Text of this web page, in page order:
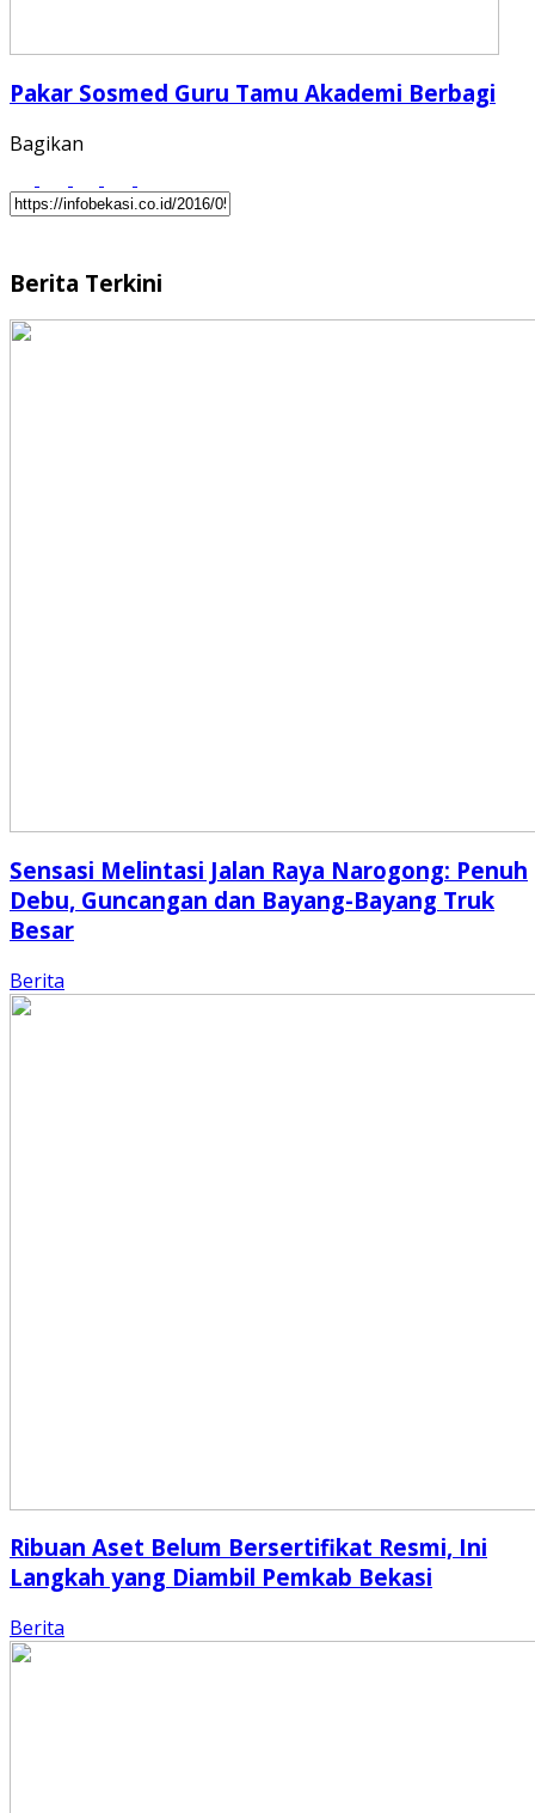
Pakar Sosmed Guru Tamu Akademi Berbagi
Bagikan
Berita Terkini
Sensasi Melintasi Jalan Raya Narogong: Penuh
Debu, Guncangan dan Bayang-Bayang Truk
Besar
Berita
Ribuan Aset Belum Bersertifikat Resmi, Ini
Langkah yang Diambil Pemkab Bekasi
Berita